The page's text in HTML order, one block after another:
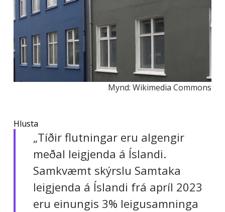
Mynd: Wikimedia Commons
Hlusta
„Tíðir flutningar eru algengir
meðal leigjenda á Íslandi.
Samkvæmt skýrslu Samtaka
leigjenda á Íslandi frá apríl 2023
eru einungis 3% leigusamninga